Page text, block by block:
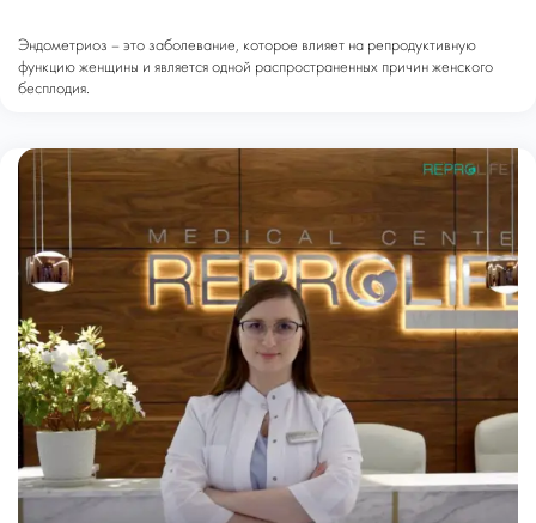
Эндометриоз – это заболевание, которое влияет на репродуктивную
функцию женщины и является одной распространенных причин женского
бесплодия.